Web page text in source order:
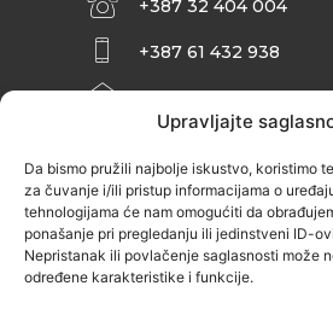
Upravljajte
Da bismo pružili najbolje iskustvo, koristimo
za čuvanje i/ili pristup informacijama o
tehnologijama će nam omogućiti da
ponašanje pri pregledanju ili jedinstveni ID-
Nepristanak ili povlačenje saglasnosti može
određene karakteristike i funkcije.
+387 32 404 004
+387 61 432 938
INFO@ZENIT.BA
ZENIČANKA, 3.